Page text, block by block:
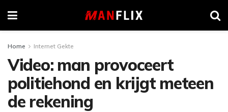
Home Internet Gekte
Video: man provoceert
politiehond en krijgt meteen
de rekening